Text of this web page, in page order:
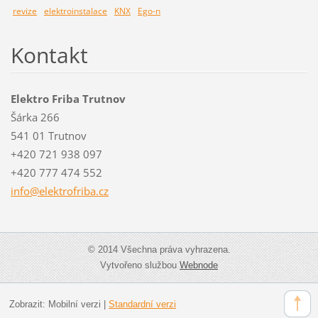
revize elektroinstalace KNX Ego-n
Kontakt
Elektro Friba Trutnov
Šárka 266
541 01 Trutnov
+420 721 938 097
+420 777 474 552
info@elektrofriba.cz
© 2014 Všechna práva vyhrazena.
Vytvořeno službouWebnode
Zobrazit: Mobilní verzi Standardní verzi